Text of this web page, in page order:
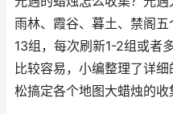
雨林、霞谷、暮土、禁阁
13组，每次刷新1-2组或者
比较容易，小编整理了详
松搞定各个地图大蜡烛的收